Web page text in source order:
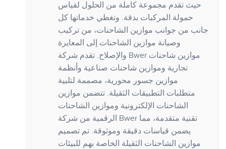
حيث تقدم مجموعة كاملة من الحلول لقياس
حمولة المركبات بدقة. وتغطي خدماتها كل
جانب من جوانب موازين الشاحنات، من تركيب
وصيانة موازين الشاحنات إلى المعايرة
والإصلاح. تقدم شركة Bwer موازين شاحنات
تجارية وموازين شاحنات صناعية وأنظمة
موازين جسور محورية، مصممة لتلبية
متطلبات التطبيقات الثقيلة. تتضمن موازين
الشاحنات الإلكترونية وموازين الشاحنات
الرقمية من شركة Bwer تقنية متقدمة، مما
يضمن قياسات دقيقة وموثوقة. تم تصميم
موازين الشاحنات الثقيلة الخاصة بهم للبيئات